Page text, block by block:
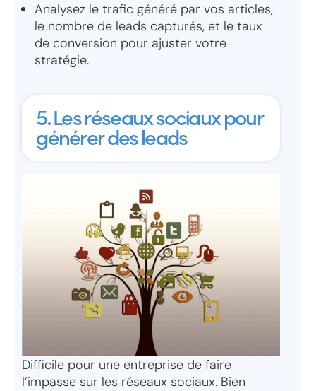
Analysez le trafic généré par vos articles,
le nombre de leads capturés, et le taux
de conversion pour ajuster votre
stratégie.
5. Les réseaux sociaux pour
générer des leads
Difficile pour une entreprise de faire
l’impasse sur les réseaux sociaux. Bien